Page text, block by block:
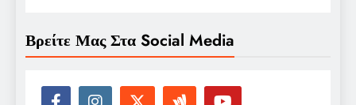
Βρείτε Μας Στα Social Media